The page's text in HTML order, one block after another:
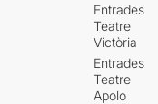
Entrades
Teatre
Victòria
Entrades
Teatre
Apolo